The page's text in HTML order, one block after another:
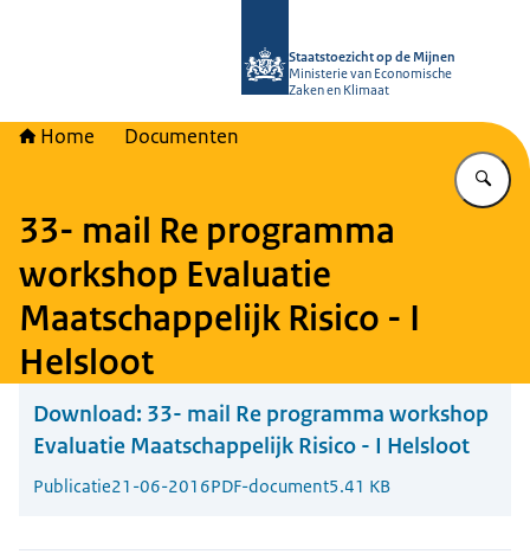
Staatstoezicht op de Mijnen
Ministerie van Economische
Zaken en Klimaat
Home Documenten
33- mail Re programma
workshop Evaluatie
Maatschappelijk Risico - I
Helsloot
Download: 33- mail Re programma workshop
Evaluatie Maatschappelijk Risico - I Helsloot
Publicatie21-06-2016PDF-document5.41 KB